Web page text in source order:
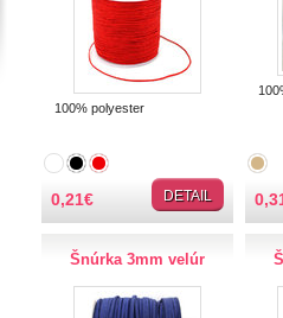
100% polyester
0,21€ DETAIL
Šnúrka 3mm velúr